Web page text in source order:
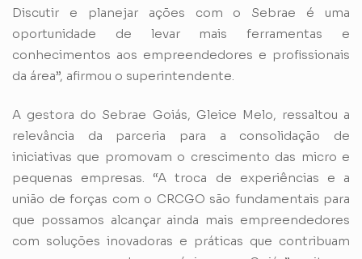
Discutir e planejar ações com o Sebrae é uma
oportunidade de levar mais ferramentas e
conhecimentos aos empreendedores e profissionais
da área”, afirmou o superintendente.
A gestora do Sebrae Goiás, Gleice Melo, ressaltou a
relevância da parceria para a consolidação de
iniciativas que promovam o crescimento das micro e
pequenas empresas. “A troca de experiências e a
união de forças com o CRCGO são fundamentais para
que possamos alcançar ainda mais empreendedores
com soluções inovadoras e práticas que contribuam